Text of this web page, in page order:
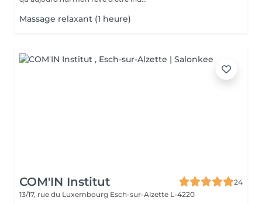
Massage relaxant (1 heure)
COM'IN Institut
24
13/17, rue du Luxembourg Esch-sur-Alzette L-4220